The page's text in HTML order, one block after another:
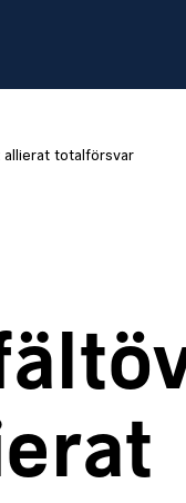
totalförsvar